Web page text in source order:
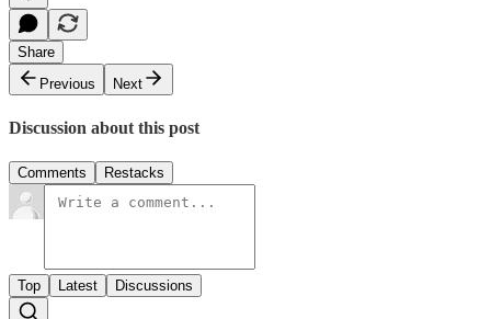
Share
Previous
Next
Discussion about this post
Comments Restacks
Top Latest Discussions